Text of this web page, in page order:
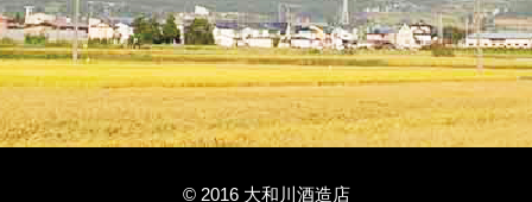
© 2016 大和川酒造店